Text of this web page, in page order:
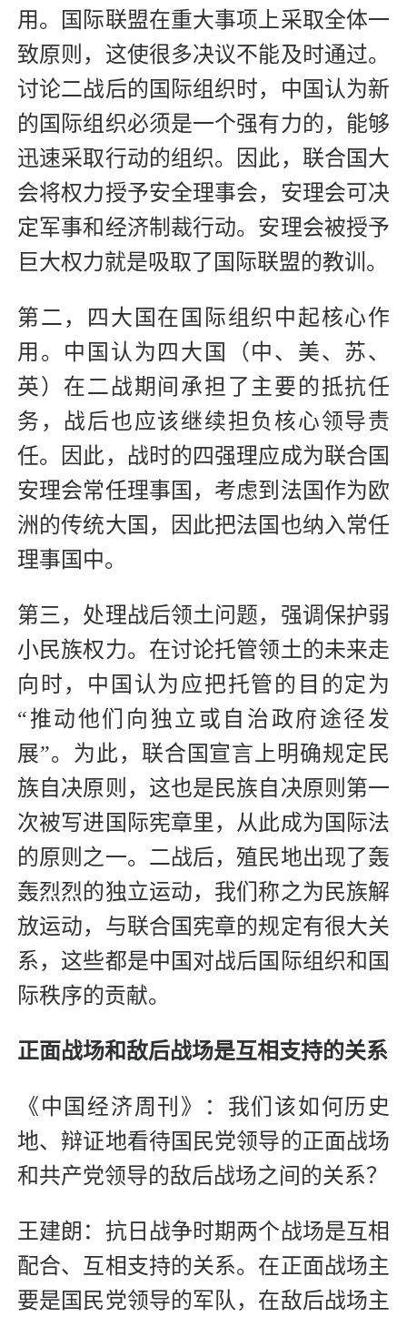
用。国际联盟在重大事项上采取全体一
致原则，这使很多决议不能及时通过。
讨论二战后的国际组织时，中国认为新
的国际组织必须是一个强有力的，能够
迅速采取行动的组织。因此，联合国大
会将权力授予安全理事会，安理会可决
定军事和经济制裁行动。安理会被授予
巨大权力就是吸取了国际联盟的教训。
第二，四大国在国际组织中起核心作
用。中国认为四大国（中、美、苏、
英）在二战期间承担了主要的抵抗任
务，战后也应该继续担负核心领导责
任。因此，战时的四强理应成为联合国
安理会常任理事国，考虑到法国作为欧
洲的传统大国，因此把法国也纳入常任
理事国中。
第三，处理战后领土问题，强调保护弱
小民族权力。在讨论托管领土的未来走
向时，中国认为应把托管的目的定为
“推动他们向独立或自治政府途径发
展”。为此，联合国宣言上明确规定民
族自决原则，这也是民族自决原则第一
次被写进国际宪章里，从此成为国际法
的原则之一。二战后，殖民地出现了轰
轰烈烈的独立运动，我们称之为民族解
放运动，与联合国宪章的规定有很大关
系，这些都是中国对战后国际组织和国
际秩序的贡献。
正面战场和敌后战场是互相支持的关系
《中国经济周刊》：我们该如何历史
地、辩证地看待国民党领导的正面战场
和共产党领导的敌后战场之间的关系？
王建朗：抗日战争时期两个战场是互相
配合、互相支持的关系。在正面战场主
要是国民党领导的军队，在敌后战场主